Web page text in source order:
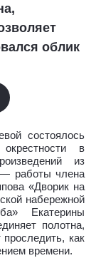
облик
состоялось
в
из
— работы члена
«Дворик на
набережной
Екатерины
полотна,
как
времени.